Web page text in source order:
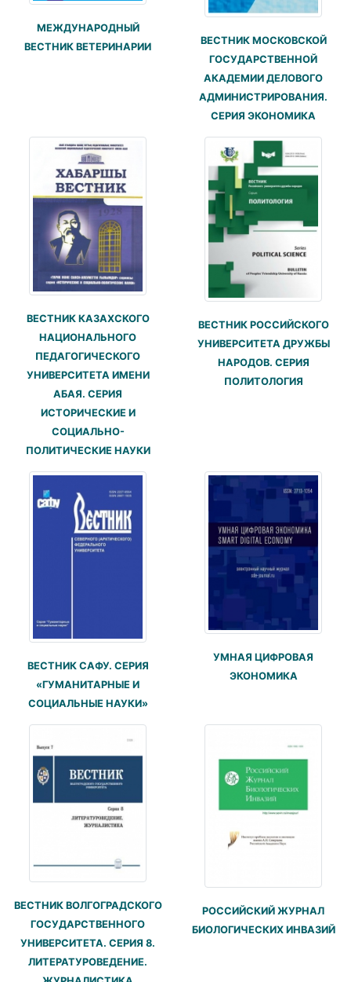
МЕЖДУНАРОДНЫЙ
ВЕСТНИК ВЕТЕРИНАРИИ
ВЕСТНИК МОСКОВСКОЙ
ГОСУДАРСТВЕННОЙ
АКАДЕМИИ ДЕЛОВОГО
АДМИНИСТРИРОВАНИЯ.
СЕРИЯ ЭКОНОМИКА
ВЕСТНИК КАЗАХСКОГО
НАЦИОНАЛЬНОГО
ПЕДАГОГИЧЕСКОГО
УНИВЕРСИТЕТА ИМЕНИ
АБАЯ. СЕРИЯ
ИСТОРИЧЕСКИЕ И
СОЦИАЛЬНО-
ПОЛИТИЧЕСКИЕ НАУКИ
ВЕСТНИК РОССИЙСКОГО
УНИВЕРСИТЕТА ДРУЖБЫ
НАРОДОВ. СЕРИЯ
ПОЛИТОЛОГИЯ
ВЕСТНИК САФУ. СЕРИЯ
«ГУМАНИТАРНЫЕ И
СОЦИАЛЬНЫЕ НАУКИ»
УМНАЯ ЦИФРОВАЯ
ЭКОНОМИКА
ВЕСТНИК ВОЛГОГРАДСКОГО
ГОСУДАРСТВЕННОГО
УНИВЕРСИТЕТА. СЕРИЯ 8.
ЛИТЕРАТУРОВЕДЕНИЕ.
РОССИЙСКИЙ ЖУРНАЛ
БИОЛОГИЧЕСКИХ ИНВАЗИЙ